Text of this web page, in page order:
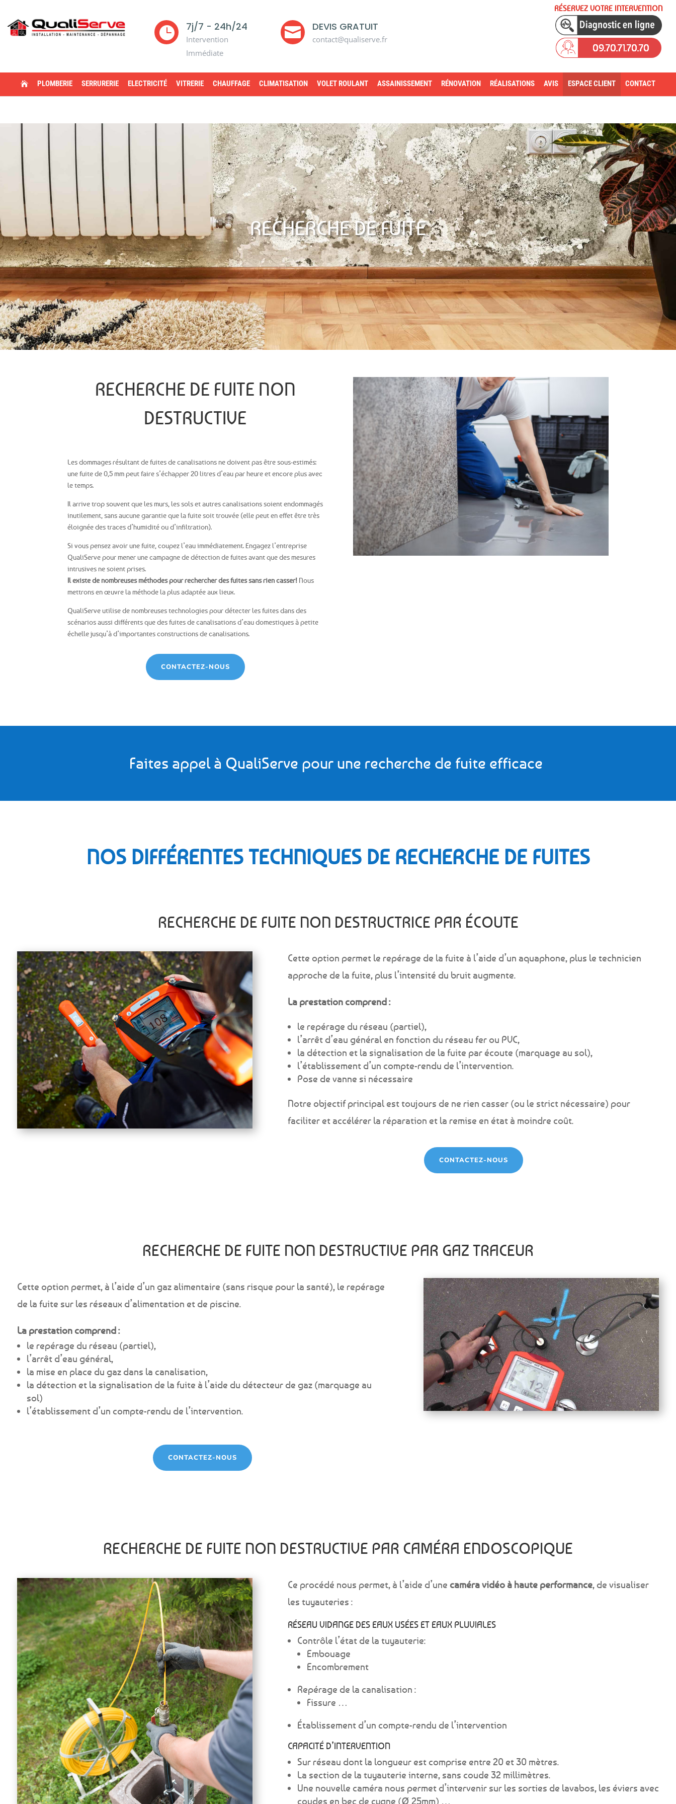
 7j/7 - 24h/24
Intervention
Immédiate
 DEVIS GRATUIT
contact@qualiserve.fr
RÉSERVEZ VOTRE INTERVENTION
09.70.71.70.70
 PLOMBERIE SERRURERIE ELECTRICITÉ VITRERIE CHAUFFAGE CLIMATISATION VOLET ROULANT ASSAINISSEMENT RÉNOVATION RÉALISATIONS AVIS ESPACE CLIENT CONTACT
RECHERCHE DE FUITE
RECHERCHE DE FUITE NON
DESTRUCTIVE
Les dommages résultant de fuites de canalisations ne doivent pas être sous-estimés:
une fuite de 0,5 mm peut faire s’échapper 20 litres d’eau par heure et encore plus avec
le temps.
Il arrive trop souvent que les murs, les sols et autres canalisations soient endommagés
inutilement, sans aucune garantie que la fuite soit trouvée (elle peut en effet être très
éloignée des traces d’humidité ou d’infiltration).
Si vous pensez avoir une fuite, coupez l’eau immédiatement. Engagez l’entreprise
QualiServe pour mener une campagne de détection de fuites avant que des mesures
intrusives ne soient prises.
Il existe de nombreuses méthodes pour rechercher des fuites sans rien casser! Nous
mettrons en œuvre la méthode la plus adaptée aux lieux.
QualiServe utilise de nombreuses technologies pour détecter les fuites dans des
scénarios aussi différents que des fuites de canalisations d’eau domestiques à petite
échelle jusqu’à d’importantes constructions de canalisations.
CONTACTEZ-NOUS
Faites appel à QualiServe pour une recherche de fuite efficace
NOS DIFFÉRENTES TECHNIQUES DE RECHERCHE DE FUITES
RECHERCHE DE FUITE NON DESTRUCTRICE PAR ÉCOUTE
Cette option permet le repérage de la fuite à l’aide d’un aquaphone, plus le technicien
approche de la fuite, plus l’intensité du bruit augmente.
La prestation comprend :
le repérage du réseau (partiel),
l’arrêt d’eau général en fonction du réseau fer ou PVC,
la détection et la signalisation de la fuite par écoute (marquage au sol),
l’établissement d’un compte-rendu de l’intervention.
Pose de vanne si nécessaire
Notre objectif principal est toujours de ne rien casser (ou le strict nécessaire) pour
faciliter et accélérer la réparation et la remise en état à moindre coût.
CONTACTEZ-NOUS
RECHERCHE DE FUITE NON DESTRUCTIVE PAR GAZ TRACEUR
Cette option permet, à l’aide d’un gaz alimentaire (sans risque pour la santé), le repérage
de la fuite sur les réseaux d’alimentation et de piscine.
La prestation comprend :
le repérage du réseau (partiel),
l’arrêt d’eau général,
la mise en place du gaz dans la canalisation,
la détection et la signalisation de la fuite à l’aide du détecteur de gaz (marquage au
sol)
l’établissement d’un compte-rendu de l’intervention.
CONTACTEZ-NOUS
RECHERCHE DE FUITE NON DESTRUCTIVE PAR CAMÉRA ENDOSCOPIQUE
Ce procédé nous permet, à l’aide d’une caméra vidéo à haute performance, de visualiser
les tuyauteries :
RÉSEAU VIDANGE DES EAUX USÉES ET EAUX PLUVIALES
Contrôle l’état de la tuyauterie:
Embouage
Encombrement
Repérage de la canalisation :
Fissure …
Établissement d’un compte-rendu de l’intervention
CAPACITÉ D’INTERVENTION
Sur réseau dont la longueur est comprise entre 20 et 30 mètres.
La section de la tuyauterie interne, sans coude 32 millimètres.
Une nouvelle caméra nous permet d’intervenir sur les sorties de lavabos, les éviers avec
coudes en bec de cygne (Ø 25mm) …